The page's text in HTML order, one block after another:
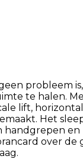
probleem is,
te halen.
lift,
Het
over